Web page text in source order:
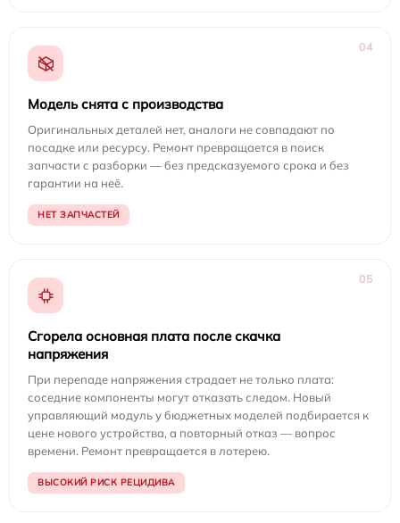
04
Модель снята с производства
Оригинальных деталей нет, аналоги не совпадают по
посадке или ресурсу. Ремонт превращается в поиск
запчасти с разборки — без предсказуемого срока и без
гарантии на неё.
НЕТ ЗАПЧАСТЕЙ
05
Сгорела основная плата после скачка
напряжения
При перепаде напряжения страдает не только плата:
соседние компоненты могут отказать следом. Новый
управляющий модуль у бюджетных моделей подбирается к
цене нового устройства, а повторный отказ — вопрос
времени. Ремонт превращается в лотерею.
ВЫСОКИЙ РИСК РЕЦИДИВА